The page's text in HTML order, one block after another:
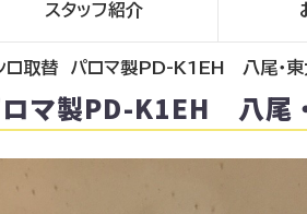
スタッフ紹介
ロ取替 パロマ製PD-K1EH 八尾・東
マ製PD-K1EH 八尾